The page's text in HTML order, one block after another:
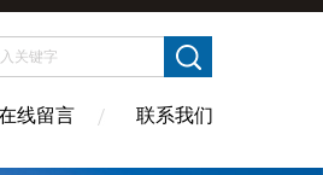
线留言 联系我们